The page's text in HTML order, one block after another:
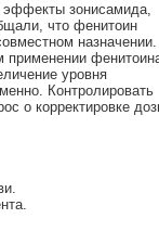
эффекты зонисамида,
что фенитоин
назначении.
применении
уровня
Контролировать
о корректировке